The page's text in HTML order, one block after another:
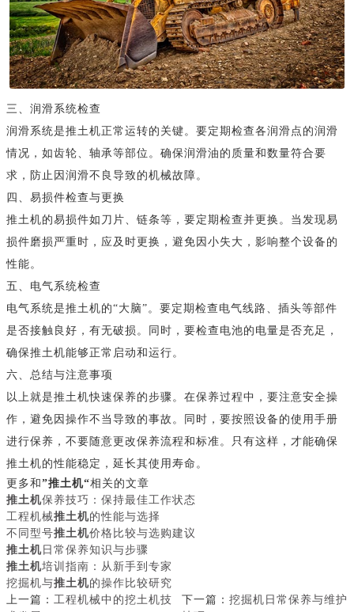
三、润滑系统检查
润滑系统是推土机正常运转的关键。要定期检查各润滑点的润滑
情况，如齿轮、轴承等部位。确保润滑油的质量和数量符合要
求，防止因润滑不良导致的机械故障。
四、易损件检查与更换
推土机的易损件如刀片、链条等，要定期检查并更换。当发现易
损件磨损严重时，应及时更换，避免因小失大，影响整个设备的
性能。
五、电气系统检查
电气系统是推土机的“大脑”。要定期检查电气线路、插头等部件
是否接触良好，有无破损。同时，要检查电池的电量是否充足，
确保推土机能够正常启动和运行。
六、总结与注意事项
以上就是推土机快速保养的步骤。在保养过程中，要注意安全操
作，避免因操作不当导致的事故。同时，要按照设备的使用手册
进行保养，不要随意更改保养流程和标准。只有这样，才能确保
推土机的性能稳定，延长其使用寿命。
更多和 ”推土机“相关的文章
推土机保养技巧：保持最佳工作状态
工程机械推土机的性能与选择
不同型号推土机价格比较与选购建议
推土机 日常保养知识与步骤
推土机培训指南：从新手到专家
挖掘机与推土机的操作比较研究
上一篇： 工程机械中的挖土机技
下一篇： 挖掘机日常保养与维护